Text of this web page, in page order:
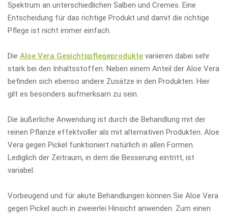
Spektrum an unterschiedlichen Salben und Cremes. Eine
Entscheidung für das richtige Produkt und damit die richtige
Pflege ist nicht immer einfach.
Die Aloe Vera Gesichtspflegeprodukte variieren dabei sehr
stark bei den Inhaltsstoffen. Neben einem Anteil der Aloe Vera
befinden sich ebenso andere Zusätze in den Produkten. Hier
gilt es besonders aufmerksam zu sein.
Die äußerliche Anwendung ist durch die Behandlung mit der
reinen Pflanze effektvoller als mit alternativen Produkten. Aloe
Vera gegen Pickel funktioniert natürlich in allen Formen.
Lediglich der Zeitraum, in dem die Besserung eintritt, ist
variabel.
Vorbeugend und für akute Behandlungen können Sie Aloe Vera
gegen Pickel auch in zweierlei Hinsicht anwenden. Zum einen